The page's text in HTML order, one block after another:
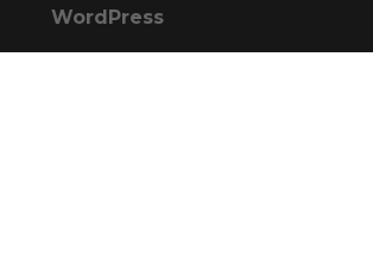
WordPress